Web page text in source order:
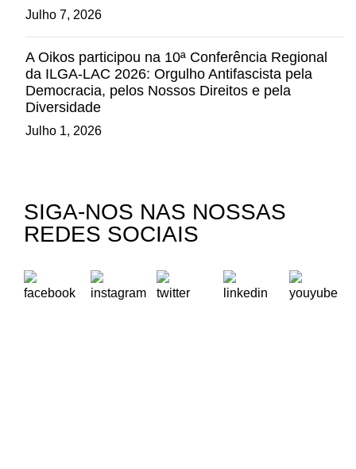
Julho 7, 2026
A Oikos participou na 10ª Conferência Regional
da ILGA-LAC 2026: Orgulho Antifascista pela
Democracia, pelos Nossos Direitos e pela
Diversidade
Julho 1, 2026
SIGA-NOS NAS NOSSAS
REDES SOCIAIS